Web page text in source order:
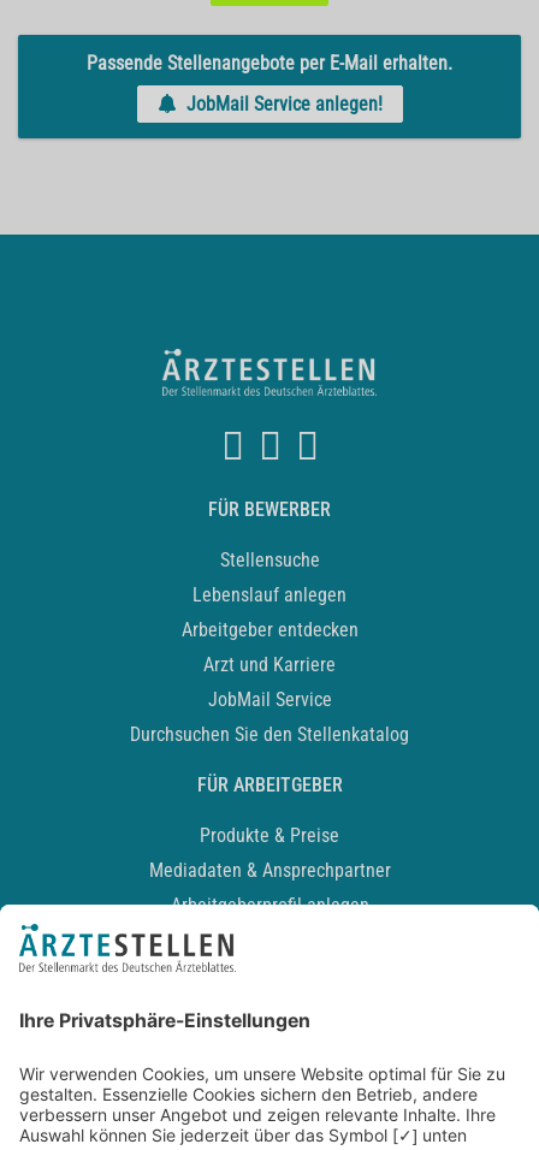
Passende Stellenangebote per E-Mail erhalten.
JobMail Service anlegen!
FÜR BEWERBER
Stellensuche
Lebenslauf anlegen
Arbeitgeber entdecken
Arzt und Karriere
JobMail Service
Durchsuchen Sie den Stellenkatalog
FÜR ARBEITGEBER
Produkte & Preise
Mediadaten & Ansprechpartner
Arbeitgeberprofil anlegen
Recruiting-Podcast
Kontakt
Datenschutz
Newsletter